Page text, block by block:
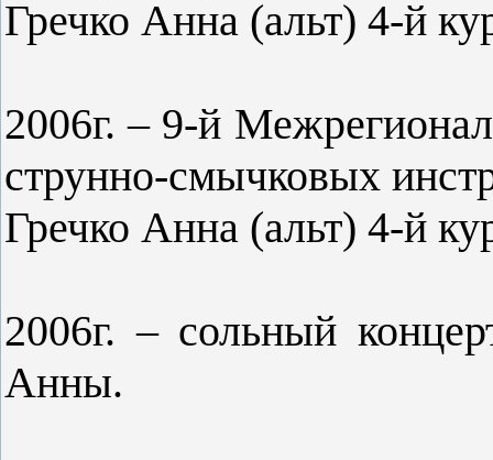
Гречко Анна (альт) 4-й
2006г. – 9-й
струнно-смычковых
Гречко Анна (альт) 4-й
2006г. – сольный
Анны.